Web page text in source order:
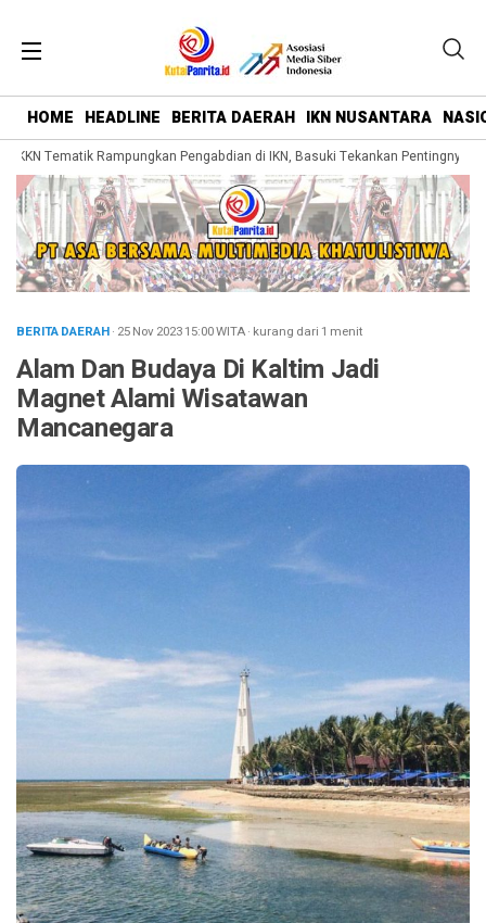
HOME HEADLINE BERITA DAERAH IKN NUSANTARA
Tematik Rampungkan Pengabdian di IKN, Basuki Tekankan Pentingnya
BERITA DAERAH· 25 Nov 202315:00WITA· kurang dari 1 menit
Alam Dan Budaya Di Kaltim Jadi
Magnet Alami Wisatawan
Mancanegara